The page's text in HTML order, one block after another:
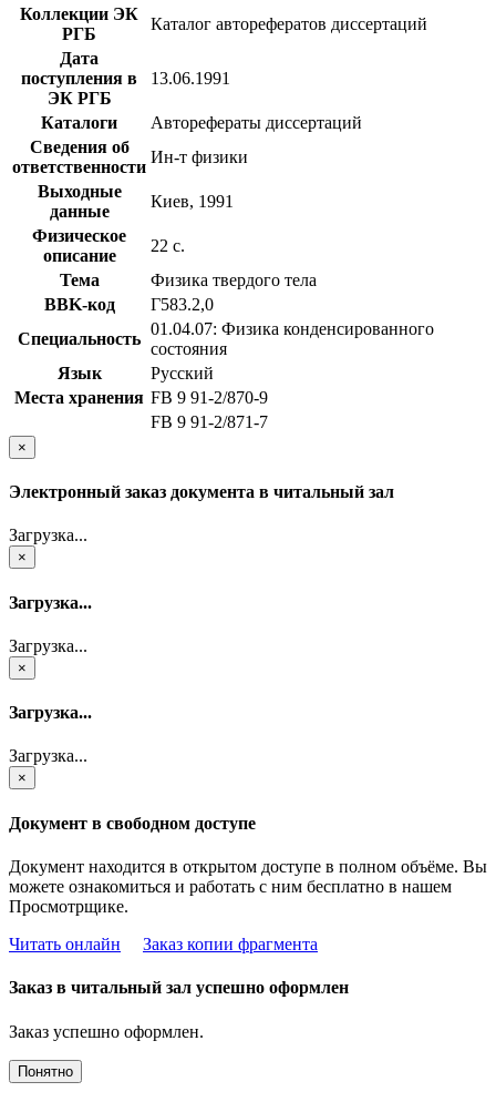
Коллекции ЭК
РГБ
Каталог авторефератов диссертаций
Дата
поступления в
ЭК РГБ
13.06.1991
Каталоги
Авторефераты диссертаций
Сведения об
ответственности
Ин-т физики
Выходные
данные
Киев, 1991
Физическое
описание
22 с.
Тема
Физика твердого тела
BBK-код
Г583.2,0
Специальность
01.04.07: Физика конденсированного
состояния
Язык
Русский
Места хранения FB 9 91-2/870-9
FB 9 91-2/871-7
×
Электронный заказ документа в читальный зал
Загрузка...
×
Загрузка...
Загрузка...
×
Загрузка...
Загрузка...
×
Документ в свободном доступе
Документ находится в открытом доступе в полном объёме. Вы
можете ознакомиться и работать с ним бесплатно в нашем
Просмотрщике.
Читать онлайн
Заказ копии фрагмента
Заказ в читальный зал успешно оформлен
Заказ успешно оформлен.
Понятно